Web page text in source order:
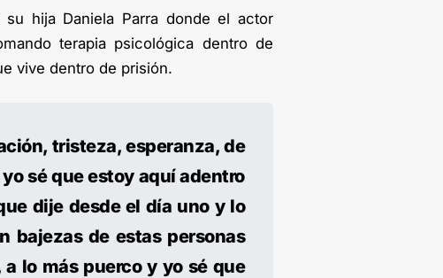
hija Daniela Parra donde el actor
terapia psicológica dentro de
vive dentro de prisión.
tristeza, esperanza, de
sé que estoy aquí adentro
dije desde el día uno y lo
bajezas de estas personas
lo más puerco y yo sé que